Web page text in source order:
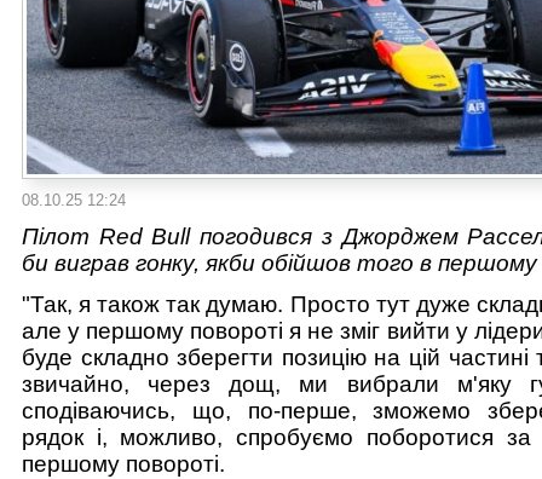
08.10.25 12:24
Пілот Red Bull погодився з Джорджем
би виграв гонку, якби обійшов того в
"Так, я також так думаю. Просто тут дуже
але у першому повороті я не зміг вийти у
буде складно зберегти позицію на цій частині
звичайно, через дощ, ми вибрали м'яку
сподіваючись, що, по-перше, зможемо
рядок і, можливо, спробуємо поборотися за
першому повороті.